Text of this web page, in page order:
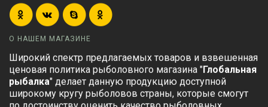
О НАШЕМ МАГАЗИНЕ
Широкий спектр предлагаемых товаров и взвешенная
ценовая политика рыболовного магазина "Глобальная
рыбалка" делает данную продукцию доступной
широкому кругу рыболовов страны, которые смогут